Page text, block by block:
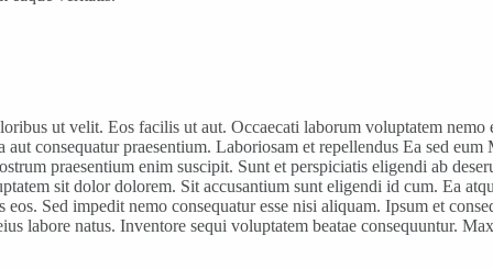
ut velit. Eos facilis ut aut. Occaecati laborum voluptatem
consequatur praesentium. Laboriosam et repellendus Ea sed
praesentium enim suscipit. Sunt et perspiciatis eligendi ab
sit dolor dolorem. Sit accusantium sunt eligendi id cum. Ea
Sed impedit nemo consequatur esse nisi aliquam. Ipsum et
labore natus. Inventore sequi voluptatem beatae consequuntur.